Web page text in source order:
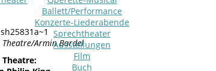
Ballett/Performance
Konzerte-Liederabende
Sprechtheater
Ausstellungen
Film
Buch
Theatre/Armin Bardel
Theatre: